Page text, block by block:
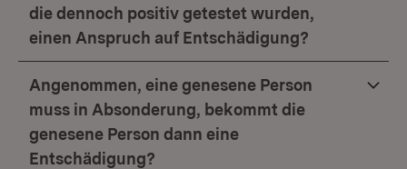
die dennoch positiv getestet wurden,
einen Anspruch auf Entschädigung?
Angenommen, eine genesene Person
muss in Absonderung, bekommt die
genesene Person dann eine
Entschädigung?